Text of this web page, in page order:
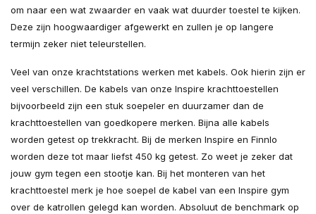
om naar een wat zwaarder en vaak wat duurder toestel te kijken.
Deze zijn hoogwaardiger afgewerkt en zullen je op langere
termijn zeker niet teleurstellen.
Veel van onze krachtstations werken met kabels. Ook hierin zijn er
veel verschillen. De kabels van onze Inspire krachttoestellen
bijvoorbeeld zijn een stuk soepeler en duurzamer dan de
krachttoestellen van goedkopere merken. Bijna alle kabels
worden getest op trekkracht. Bij de merken Inspire en Finnlo
worden deze tot maar liefst 450 kg getest. Zo weet je zeker dat
jouw gym tegen een stootje kan. Bij het monteren van het
krachttoestel merk je hoe soepel de kabel van een Inspire gym
over de katrollen gelegd kan worden. Absoluut de benchmark op